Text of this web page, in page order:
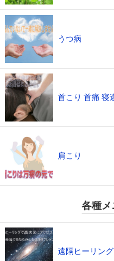
うつ病
首こり 首痛 寝
肩こり
各種メ
遠隔ヒーリング